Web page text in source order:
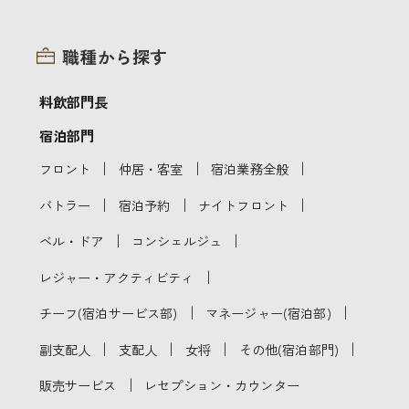
職種から探す
料飲部門長
宿泊部門
フロント ｜ 仲居・客室 ｜ 宿泊業務全般 ｜
バトラー ｜ 宿泊予約 ｜ ナイトフロント ｜
ベル・ドア ｜ コンシェルジュ ｜
レジャー・アクティビティ ｜
チーフ(宿泊サービス部) ｜ マネージャー(宿泊部) ｜
副支配人 ｜ 支配人 ｜ 女将 ｜ その他(宿泊部門) ｜
販売サービス ｜ レセプション・カウンター